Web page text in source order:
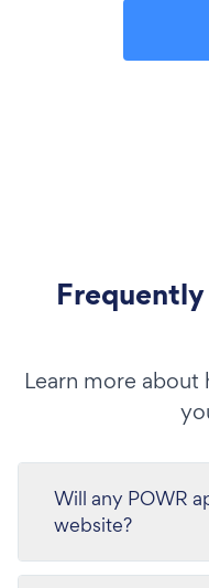
Learn more
Will any POWR
website?